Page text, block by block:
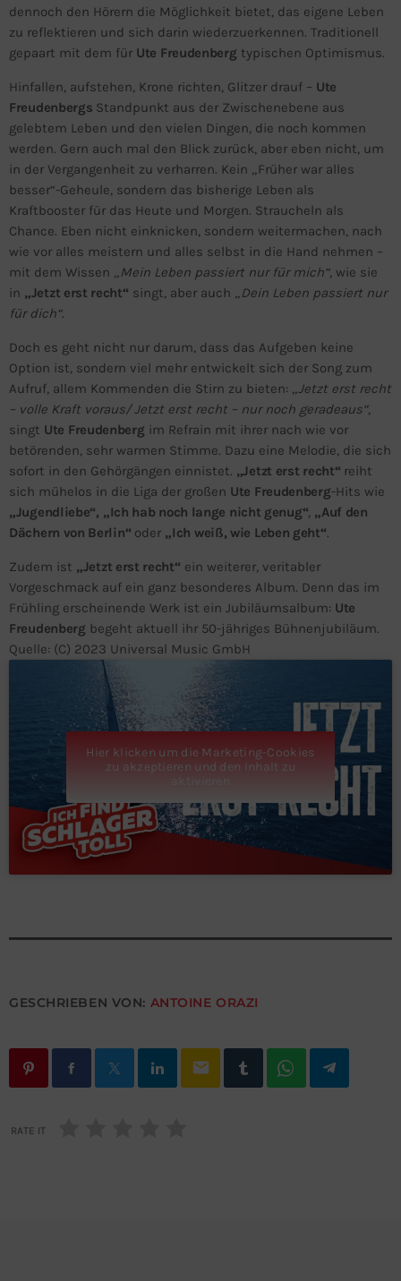
dennoch den Hörern die Möglichkeit bietet, das eigene Leben
zu reflektieren und sich darin wiederzuerkennen. Traditionell
gepaart mit dem für Ute Freudenberg typischen Optimismus.
Hinfallen, aufstehen, Krone richten, Glitzer drauf – Ute
Freudenbergs Standpunkt aus der Zwischenebene aus
gelebtem Leben und den vielen Dingen, die noch kommen
werden. Gern auch mal den Blick zurück, aber eben nicht, um
in der Vergangenheit zu verharren. Kein „Früher war alles
besser“-Geheule, sondern das bisherige Leben als
Kraftbooster für das Heute und Morgen. Straucheln als
Chance. Eben nicht einknicken, sondern weitermachen, nach
wie vor alles meistern und alles selbst in die Hand nehmen –
mit dem Wissen „Mein Leben passiert nur für mich“, wie sie
in „Jetzt erst recht“ singt, aber auch „Dein Leben passiert nur
für dich“.
Doch es geht nicht nur darum, dass das Aufgeben keine
Option ist, sondern viel mehr entwickelt sich der Song zum
Aufruf, allem Kommenden die Stirn zu bieten: „Jetzt erst recht
– volle Kraft voraus/ Jetzt erst recht – nur noch geradeaus“,
singt Ute Freudenberg im Refrain mit ihrer nach wie vor
betörenden, sehr warmen Stimme. Dazu eine Melodie, die sich
sofort in den Gehörgängen einnistet. „Jetzt erst recht“ reiht
sich mühelos in die Liga der großen Ute Freudenberg-Hits wie
„Jugendliebe“, „Ich hab noch lange nicht genug“, „Auf den
Dächern von Berlin“ oder „Ich weiß, wie Leben geht“.
Zudem ist „Jetzt erst recht“ ein weiterer, veritabler
Vorgeschmack auf ein ganz besonderes Album. Denn das im
Frühling erscheinende Werk ist ein Jubiläumsalbum: Ute
Freudenberg begeht aktuell ihr 50-jähriges Bühnenjubiläum.
Quelle: (C) 2023 Universal Music GmbH
Hier klicken um die Marketing-Cookies
zu akzeptieren und den Inhalt zu
aktivieren
GESCHRIEBEN VON: ANTOINE ORAZI
email
RATE IT